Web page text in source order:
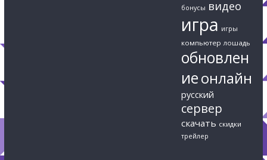
бонусы видео
игра игры
компьютер лошадь
обновлен
иеонлайн
русский
сервер
скачать скидки
трейлер